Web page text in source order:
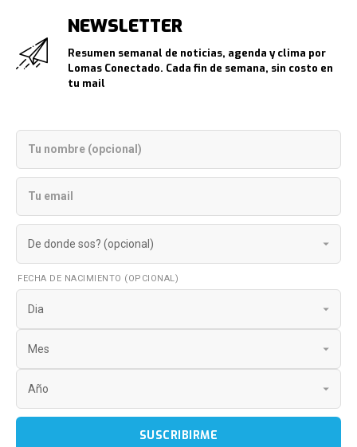
NEWSLETTER
Resumen semanal de noticias, agenda y clima por
Lomas Conectado. Cada fin de semana, sin costo en
tu mail
FECHA DE NACIMIENTO (OPCIONAL)
SUSCRIBIRME